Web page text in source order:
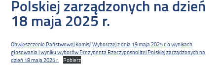
Polskiej zarządzonych na dzień
18 maja 2025 r.
Obwieszczenie Państwowej Komisji Wyborczej z dnia 19 maja 2025 r. o wynikach
głosowania i wyniku wyborów Prezydenta Rzeczypospolitej Polskiej zarządzonych na
dzień 18 maja 2025 r.
Pobierz